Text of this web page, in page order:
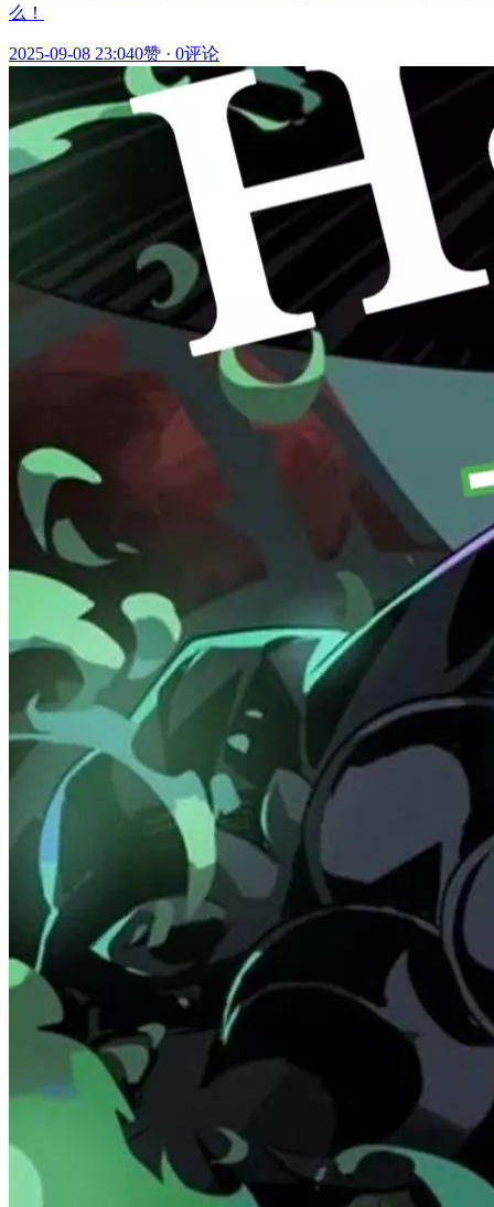
么！
2025-09-08 23:040赞 · 0评论